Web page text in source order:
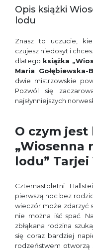
Opis książki
lodu
Znasz to uczucie,
czujesz niedosyt i
dlatego książka
Maria
dwie mistrzowskie
Pozwól się
najsłynniejszych
O czym jest
„Wiosenna
lodu” Tarjei
Czternastoletni
pierwszą noc bez
wieczór może zdarzyć
nie można iść spać.
zbłąkana rodzina
się coraz bardziej
rodzeństwem otworzą